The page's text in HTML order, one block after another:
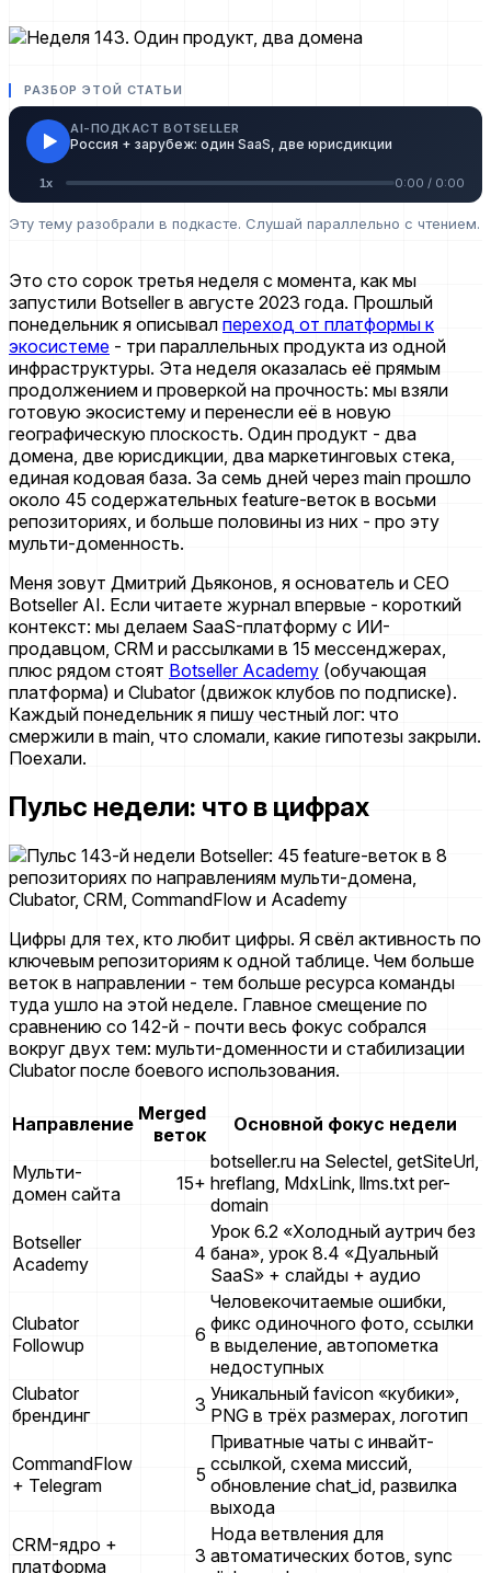
РАЗБОР ЭТОЙ СТАТЬИ
AI-ПОДКАСТ BOTSELLER
Россия + зарубеж: один SaaS, две юрисдикции
1x 0:00 / 0:00
Эту тему разобрали в подкасте. Слушай параллельно с чтением.
Это сто сорок третья неделя с момента, как мы
запустили Botseller в августе 2023 года. Прошлый
понедельник я описывал переход от платформы к
экосистеме - три параллельных продукта из одной
инфраструктуры. Эта неделя оказалась её прямым
продолжением и проверкой на прочность: мы взяли
готовую экосистему и перенесли её в новую
географическую плоскость. Один продукт - два
домена, две юрисдикции, два маркетинговых стека,
единая кодовая база. За семь дней через main прошло
около 45 содержательных feature-веток в восьми
репозиториях, и больше половины из них - про эту
мульти-доменность.
Меня зовут Дмитрий Дьяконов, я основатель и CEO
Botseller AI. Если читаете журнал впервые - короткий
контекст: мы делаем SaaS-платформу с ИИ-
продавцом, CRM и рассылками в 15 мессенджерах,
плюс рядом стоят Botseller Academy (обучающая
платформа) и Clubator (движок клубов по подписке).
Каждый понедельник я пишу честный лог: что
смержили в main, что сломали, какие гипотезы закрыли.
Поехали.
Пульс недели: что в цифрах
Цифры для тех, кто любит цифры. Я свёл активность по
ключевым репозиториям к одной таблице. Чем больше
веток в направлении - тем больше ресурса команды
туда ушло на этой неделе. Главное смещение по
сравнению со 142-й - почти весь фокус собрался
вокруг двух тем: мульти-доменности и стабилизации
Clubator после боевого использования.
Направление Merged
веток
Основной фокус недели
Мульти-
домен сайта
15+
botseller.ru на Selectel, getSiteUrl,
hreflang, MdxLink, llms.txt per-
domain
Botseller
Academy
4
Урок 6.2 «Холодный аутрич без
бана», урок 8.4 «Дуальный
SaaS» + слайды + аудио
Clubator
Followup
6
Человекочитаемые ошибки,
фикс одиночного фото, ссылки
в выделение, автопометка
недоступных
Clubator
брендинг
3 Уникальный favicon «кубики»,
PNG в трёх размерах, логотип
CommandFlow
+ Telegram
5
Приватные чаты с инвайт-
ссылкой, схема миссий,
обновление chat_id, развилка
выхода
CRM-ядро +
платформа
3
Нода ветвления для
автоматических ботов, sync